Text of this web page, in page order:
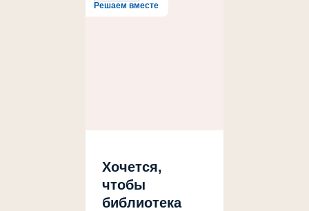
Решаем вместе
Хочется,
чтобы
библиотека